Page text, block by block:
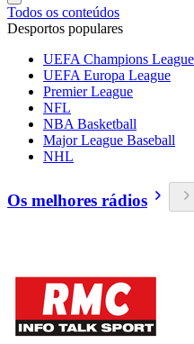
Todos os conteúdos
Desportos populares
UEFA Champions League
UEFA Europa League
Premier League
NFL
NBA Basketball
Major League Baseball
NHL
Os melhores rádios